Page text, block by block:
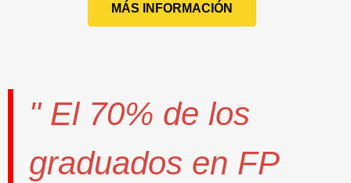
MÁS INFORMACIÓN
" El 70% de los
graduados en FP